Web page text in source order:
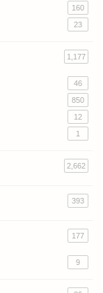
160
23
1,177
46
850
12
1
2,662
393
177
9